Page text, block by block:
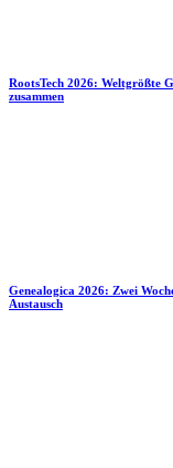
RootsTech 2026: Weltgrößte
zusammen
Genealogica 2026: Zwei
Austausch